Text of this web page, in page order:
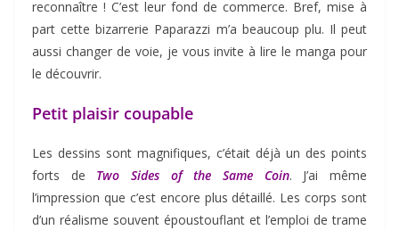
reconnaître ! C’est leur fond de commerce. Bref, mise à
part cette bizarrerie Paparazzi m’a beaucoup plu. Il peut
aussi changer de voie, je vous invite à lire le manga pour
le découvrir.
Petit plaisir coupable
Les dessins sont magnifiques, c’était déjà un des points
forts de Two Sides of the Same Coin. J’ai même
l’impression que c’est encore plus détaillé. Les corps sont
d’un réalisme souvent époustouflant et l’emploi de trame